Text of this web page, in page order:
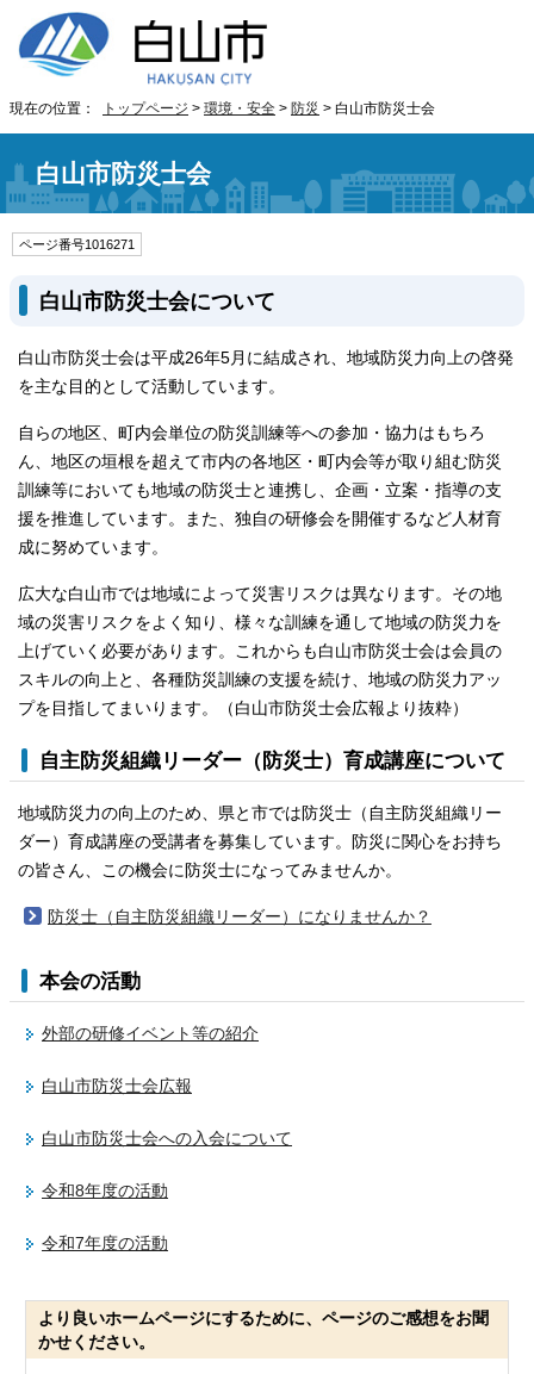
現在の位置： トップページ > 環境・安全 > 防災 > 白山市防災士会
白山市防災士会
ページ番号1016271
白山市防災士会について
白山市防災士会は平成26年5月に結成され、地域防災力向上の啓発
を主な目的として活動しています。
自らの地区、町内会単位の防災訓練等への参加・協力はもちろ
ん、地区の垣根を超えて市内の各地区・町内会等が取り組む防災
訓練等においても地域の防災士と連携し、企画・立案・指導の支
援を推進しています。また、独自の研修会を開催するなど人材育
成に努めています。
広大な白山市では地域によって災害リスクは異なります。その地
域の災害リスクをよく知り、様々な訓練を通して地域の防災力を
上げていく必要があります。これからも白山市防災士会は会員の
スキルの向上と、各種防災訓練の支援を続け、地域の防災力アッ
プを目指してまいります。（白山市防災士会広報より抜粋）
自主防災組織リーダー（防災士）育成講座について
地域防災力の向上のため、県と市では防災士（自主防災組織リー
ダー）育成講座の受講者を募集しています。防災に関心をお持ち
の皆さん、この機会に防災士になってみませんか。
防災士（自主防災組織リーダー）になりませんか？
本会の活動
外部の研修イベント等の紹介
白山市防災士会広報
白山市防災士会への入会について
令和8年度の活動
令和7年度の活動
より良いホームページにするために、ページのご感想をお聞
かせください。